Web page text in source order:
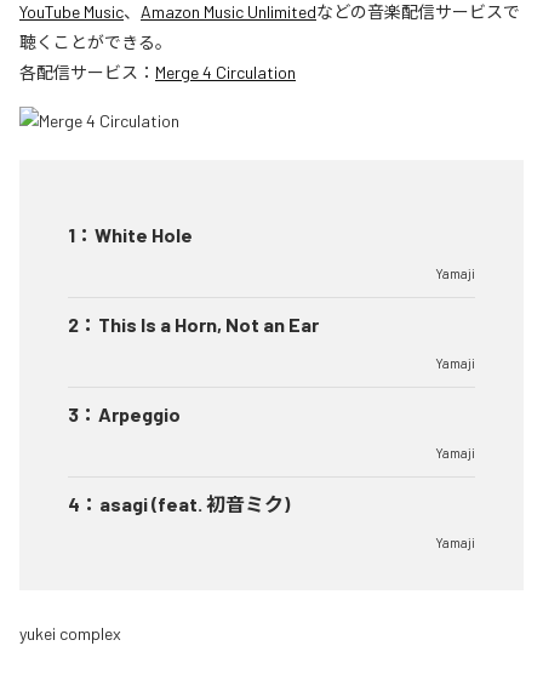
YouTube Music、 Amazon Music Unlimitedなどの音楽配信サービスで
聴くことができる。
各配信サービス： Merge 4 Circulation
1 ： White Hole
Yamaji
2 ： This Is a Horn, Not an Ear
Yamaji
3 ： Arpeggio
Yamaji
4 ： asagi (feat. 初音ミク)
Yamaji
yukei complex